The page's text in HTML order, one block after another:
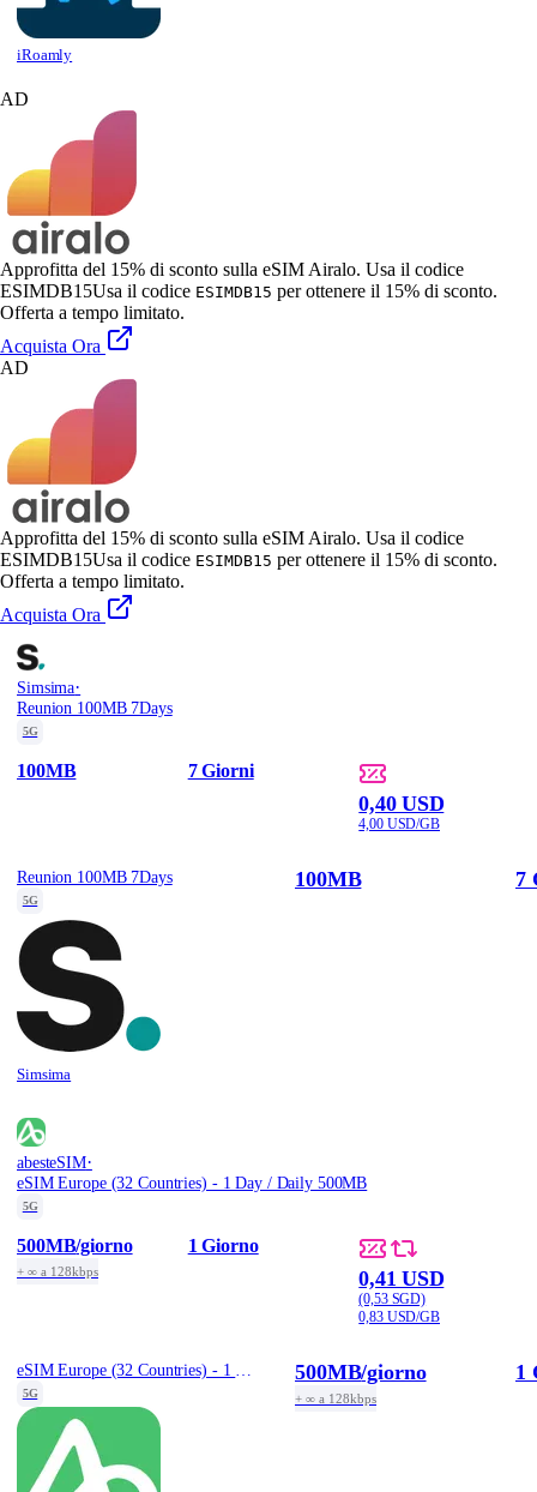
iRoamly
AD
Approfitta del 15% di sconto sulla eSIM Airalo. Usa il codice
ESIMDB15Usa il codice ESIMDB15 per ottenere il 15% di sconto.
Offerta a tempo limitato.
Acquista Ora
AD
Approfitta del 15% di sconto sulla eSIM Airalo. Usa il codice
ESIMDB15Usa il codice ESIMDB15 per ottenere il 15% di sconto.
Offerta a tempo limitato.
Acquista Ora
Simsima·
Reunion 100MB 7Days
5G
100MB 7 Giorni
0,40 USD
4,00 USD/GB
Reunion 100MB 7Days
5G
Simsima
100MB 7
abesteSIM·
eSIM Europe (32 Countries) - 1 Day / Daily 500MB
5G
500MB/giorno
+ ∞ a 128kbps
1 Giorno
0,41 USD
(0,53 SGD)
0,83 USD/GB
5G
500MB/giorno
+ ∞ a 128kbps
1